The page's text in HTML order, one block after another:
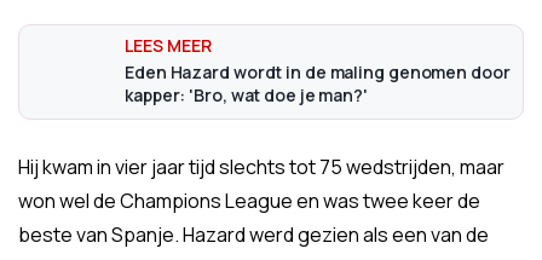
Eden Hazard wordt in de maling genomen door
kapper: 'Bro, wat doe je man?'
Hij kwam in vier jaar tijd slechts tot 75 wedstrijden, maar
won wel de Champions League en was twee keer de
beste van Spanje. Hazard werd gezien als een van de